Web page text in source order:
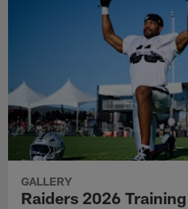
GALLERY
Raiders 2026